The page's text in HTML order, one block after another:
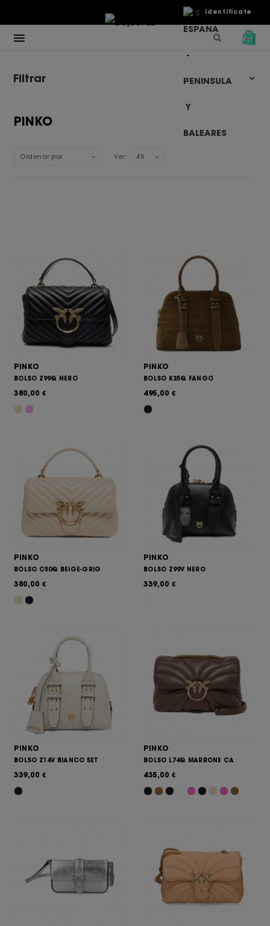
Identifícate
€
PINKO
Ordenar por Ver: 48
PINKO
BOLSO Z99Q NERO
380,00 €
PINKO
BOLSO K35Q FANGO
495,00 €
PINKO
BOLSO C50Q BEIGE-GRIG
380,00 €
PINKO
BOLSO Z99V NERO
339,00 €
PINKO
BOLSO Z14V BIANCO SET
339,00 €
PINKO
BOLSO L74Q MARRONE CA
435,00 €
Filtrar